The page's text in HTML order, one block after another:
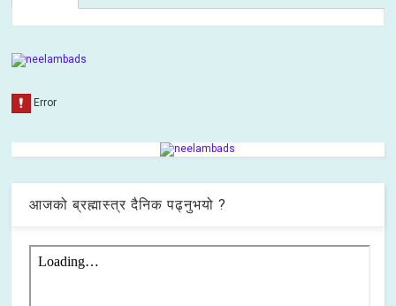
आजको ब्रह्मास्त्र दैनिक पढ्नुभयो ?